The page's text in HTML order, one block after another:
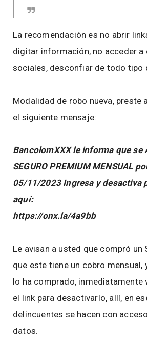
La recomendación es no abrir
digitar información, no acceder a
sociales, desconfiar de todo tipo
Modalidad de robo nueva, preste
el siguiente mensaje:
BancolomXXX le informa que se
SEGURO PREMIUM MENSUAL
05/11/2023 Ingresa y desactiva
aquí:
https://onx.la/4a9bb
Le avisan a usted que compró un
que este tiene un cobro mensual,
lo ha comprado, inmediatamente
el link para desactivarlo, allí, en
delincuentes se hacen con
datos.